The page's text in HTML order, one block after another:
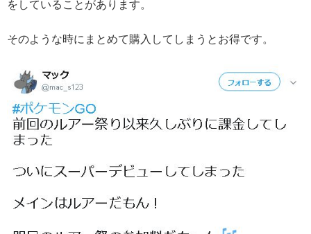
をしていることがあります。
そのような時にまとめて購入してしまうとお得です。